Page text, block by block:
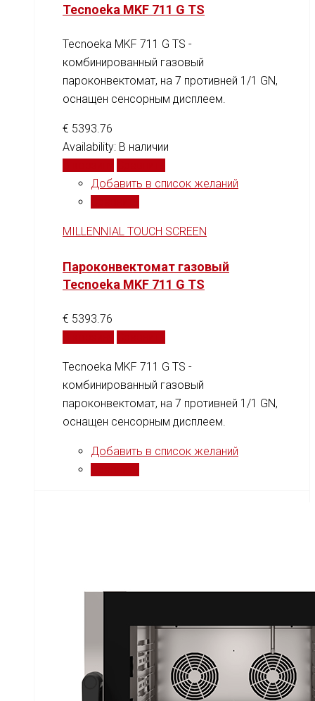
Tecnoeka MKF 711 G TS
Tecnoeka MKF 711 G TS -
комбинированный газовый
пароконвектомат, на 7 противней 1/1 GN,
оснащен сенсорным дисплеем.
€ 5393.76
Availability: В наличии
Добавить в список желаний
MILLENNIAL TOUCH SCREEN
Пароконвектомат газовый
Tecnoeka MKF 711 G TS
€ 5393.76
Tecnoeka MKF 711 G TS -
комбинированный газовый
пароконвектомат, на 7 противней 1/1 GN,
оснащен сенсорным дисплеем.
Добавить в список желаний